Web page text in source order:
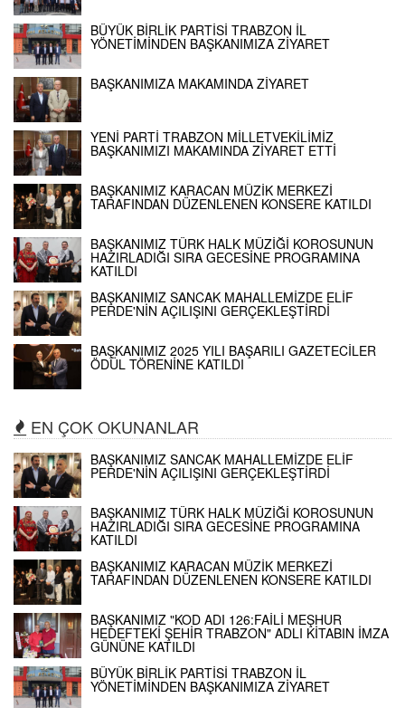
BÜYÜK BİRLİK PARTİSİ TRABZON İL
YÖNETİMİNDEN BAŞKANIMIZA ZİYARET
BAŞKANIMIZA MAKAMINDA ZİYARET
YENİ PARTİ TRABZON MİLLETVEKİLİMİZ
BAŞKANIMIZI MAKAMINDA ZİYARET ETTİ
BAŞKANIMIZ KARACAN MÜZİK MERKEZİ
TARAFINDAN DÜZENLENEN KONSERE KATILDI
BAŞKANIMIZ TÜRK HALK MÜZİĞİ KOROSUNUN
HAZIRLADIĞI SIRA GECESİNE PROGRAMINA
KATILDI
BAŞKANIMIZ SANCAK MAHALLEMİZDE ELİF
PERDE'NİN AÇILIŞINI GERÇEKLEŞTİRDİ
BAŞKANIMIZ 2025 YILI BAŞARILI GAZETECİLER
ÖDÜL TÖRENİNE KATILDI
EN ÇOK OKUNANLAR
BAŞKANIMIZ SANCAK MAHALLEMİZDE ELİF
PERDE'NİN AÇILIŞINI GERÇEKLEŞTİRDİ
BAŞKANIMIZ TÜRK HALK MÜZİĞİ KOROSUNUN
HAZIRLADIĞI SIRA GECESİNE PROGRAMINA
KATILDI
BAŞKANIMIZ KARACAN MÜZİK MERKEZİ
TARAFINDAN DÜZENLENEN KONSERE KATILDI
BAŞKANIMIZ "KOD ADI 126:FAİLİ MEŞHUR
HEDEFTEKİ ŞEHİR TRABZON" ADLI KİTABIN İMZA
GÜNÜNE KATILDI
BÜYÜK BİRLİK PARTİSİ TRABZON İL
YÖNETİMİNDEN BAŞKANIMIZA ZİYARET